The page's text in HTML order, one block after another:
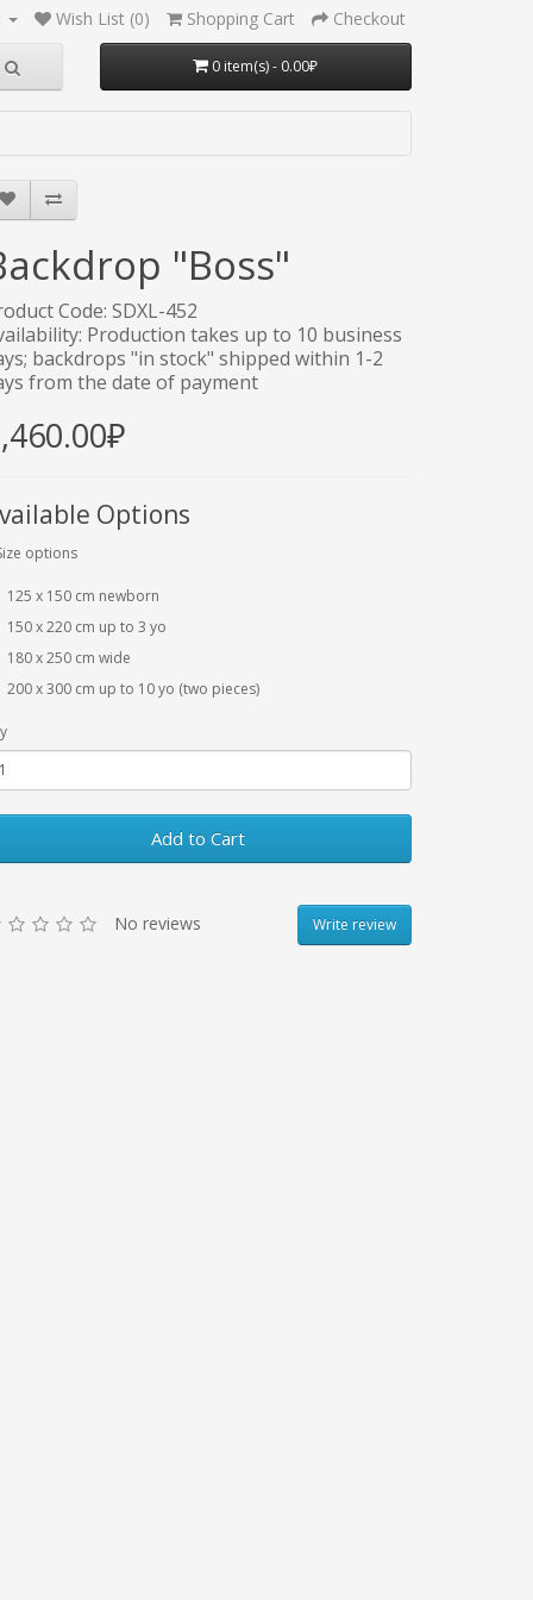
Wish List (0) Shopping Cart Checkout
0 item(s) - 0.00₽
"Boss"
Code: SDXL-452
Production takes up to 10 business
backdrops "in stock" shipped within 1-2
from the date of payment
Options
options
125 x 150 cm newborn
150 x 220 cm up to 3 yo
180 x 250 cm wide
200 x 300 cm up to 10 yo (two pieces)
Add to Cart
No reviews Write review